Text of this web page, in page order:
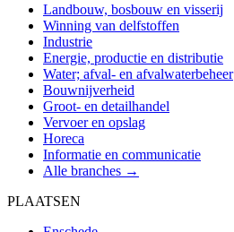
Landbouw, bosbouw en visserij
Winning van delfstoffen
Industrie
Energie, productie en distributie
Water; afval- en afvalwaterbeheer
Bouwnijverheid
Groot- en detailhandel
Vervoer en opslag
Horeca
Informatie en communicatie
Alle branches →
PLAATSEN